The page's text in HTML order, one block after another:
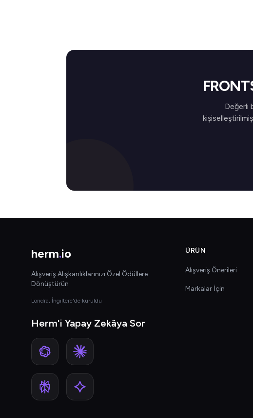
Değerli
herm.io
Alışveriş Alışkanlıklarınızı Özel Ödüllere
Dönüştürün
Londra, İngiltere'de kuruldu
Herm'i Yapay Zekâya Sor
ÜRÜN
Alışveriş Önerileri
Markalar İçin